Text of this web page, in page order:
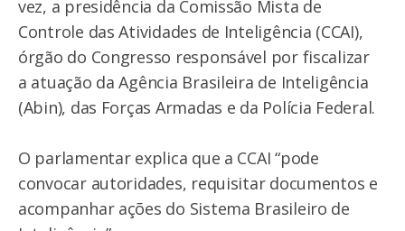
vez, a presidência da Comissão Mista de
Controle das Atividades de Inteligência (CCAI),
órgão do Congresso responsável por fiscalizar
a atuação da Agência Brasileira de Inteligência
(Abin), das Forças Armadas e da Polícia Federal.
O parlamentar explica que a CCAI “pode
convocar autoridades, requisitar documentos e
acompanhar ações do Sistema Brasileiro de